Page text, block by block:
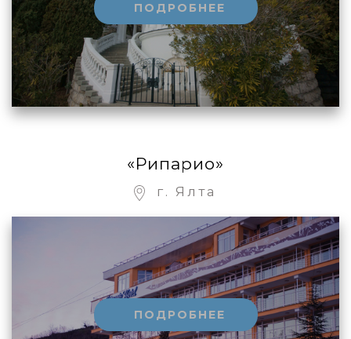
ПОДРОБНЕЕ
«Рипарио»
г. Ялта
ПОДРОБНЕЕ